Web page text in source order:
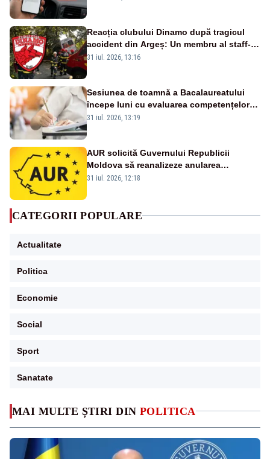
MAI MULTE ȘTIRI DIN POLITICA
Reacția clubului Dinamo după tragicul
accident din Argeș: Un membru al staff-
ului medical a murit, antrenorul Adrian
31 iul. 2026, 13:16
Sesiunea de toamnă a Bacalaureatului
începe luni cu evaluarea competențelor
orale la Limba română
31 iul. 2026, 13:19
AUR solicită Guvernului Republicii
Moldova să reanalizeze anularea
concertului de Ziua Limbii Române
31 iul. 2026, 12:18
CATEGORII POPULARE
Actualitate
Politica
Economie
Social
Sport
Sanatate